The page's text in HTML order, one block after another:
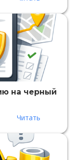
на черный
Читать